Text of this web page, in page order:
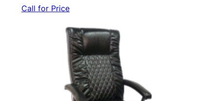
Call for Price